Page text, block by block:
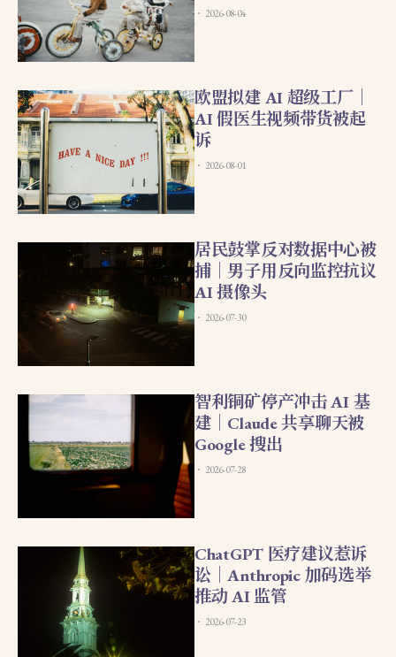
2026-08-04
欧盟拟建 AI 超级工厂｜
AI 假医生视频带货被起
诉
2026-08-01
居民鼓掌反对数据中心被
捕｜男子用反向监控抗议
AI 摄像头
2026-07-30
智利铜矿停产冲击 AI 基
建｜Claude 共享聊天被
Google 搜出
2026-07-28
ChatGPT 医疗建议惹诉
讼｜Anthropic 加码选举
推动 AI 监管
2026-07-23